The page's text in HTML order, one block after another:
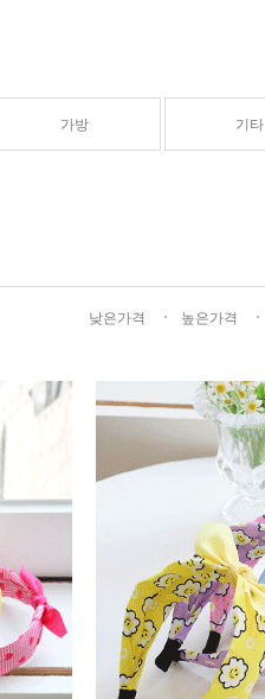
가방 기타
낮은가격 높은가격